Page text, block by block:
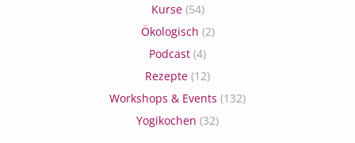
Kurse(54)
Ökologisch (2)
Podcast (4)
Rezepte (12)
Workshops & Events (132)
Yogikochen (32)